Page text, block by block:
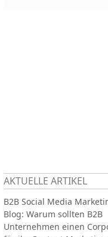
AKTUELLE ARTIKEL
B2B Social Media
Blog: Warum sollten B2B
Unternehmen einen